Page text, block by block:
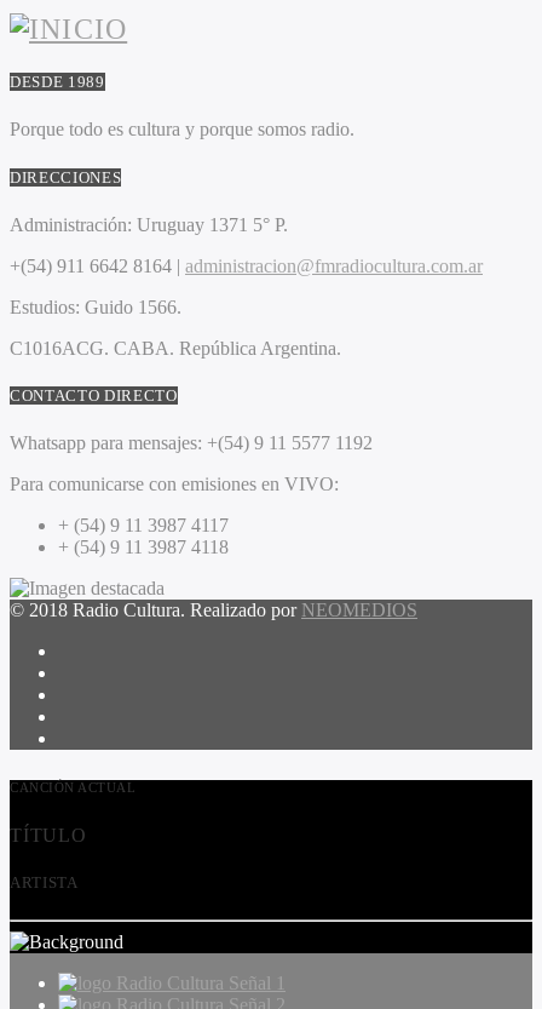
DESDE 1989
Porque todo es cultura y porque somos radio.
DIRECCIONES
Administración: Uruguay 1371 5° P.
+(54) 911 6642 8164 | administracion@fmradiocultura.com.ar
Estudios: Guido 1566.
C1016ACG. CABA. República Argentina.
CONTACTO DIRECTO
Whatsapp para mensajes: +(54) 9 11 5577 1192
Para comunicarse con emisiones en VIVO:
+ (54) 9 11 3987 4117
+ (54) 9 11 3987 4118
© 2018 Radio Cultura. Realizado por NEOMEDIOS
CANCIÓN ACTUAL
TÍTULO
ARTISTA
Radio Cultura Señal 1